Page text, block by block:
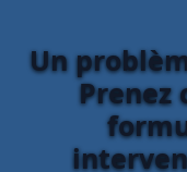
Un
Prenez